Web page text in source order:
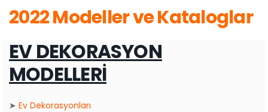
2022 Modeller ve Kataloglar
EV DEKORASYON
MODELLERİ
➤ Ev Dekorasyonları